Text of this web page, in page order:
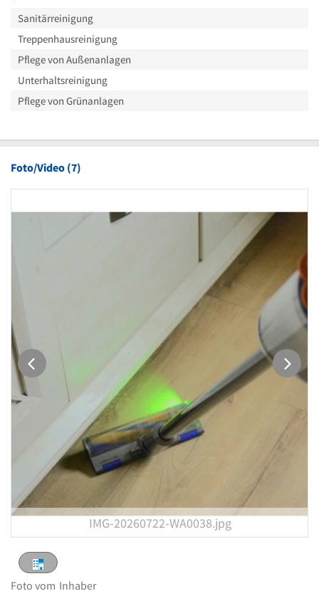
Sanitärreinigung
Treppenhausreinigung
Pflege von Außenanlagen
Unterhaltsreinigung
Pflege von Grünanlagen
Foto/Video (7)
IMG-20260722-WA0038.jpg
Foto vom Inhaber